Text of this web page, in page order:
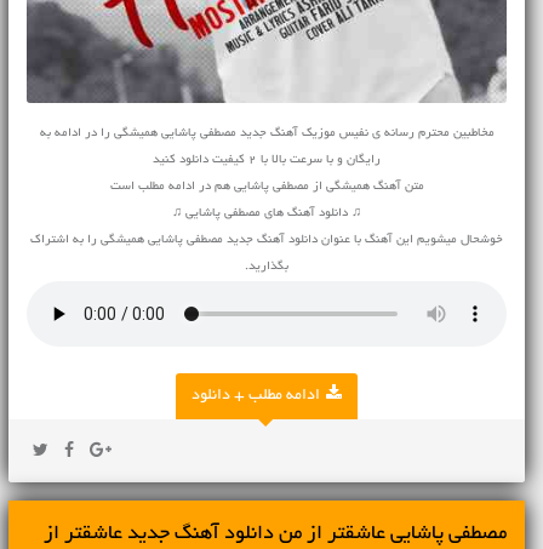
مخاطبین محترم رسانه ی نفیس موزیک آهنگ جدید مصطفی پاشایی همیشگی را در ادامه به
رایگان و با سرعت بالا با 2 کیفیت دانلود کنید
متن آهنگ همیشگی از مصطفی پاشایی هم در ادامه مطلب است
♫ دانلود آهنگ های مصطفی پاشایی ♫
خوشحال میشویم این آهنگ با عنوان دانلود آهنگ جدید مصطفی پاشایی همیشگی را به اشتراک
بگذارید.
ادامه مطلب + دانلود
مصطفی پاشایی عاشقتر از من دانلود آهنگ جدید عاشقتر از